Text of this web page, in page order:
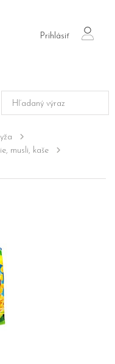
Prihlásiť
login
musli, kaše